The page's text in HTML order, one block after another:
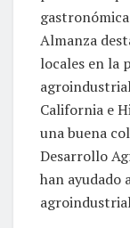
Almanza
locales en la
California e
una buena
Desarrollo
han ayudado